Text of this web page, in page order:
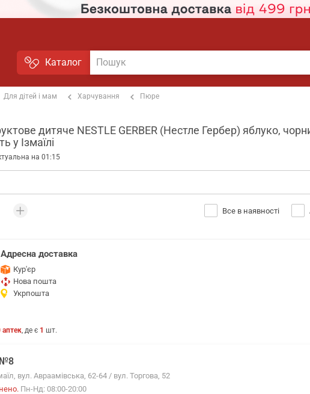
Каталог
Для дітей і мам Харчування Пюре
дитяче NESTLE GERBER (Нестле Гербер) яблуко,
у Ізмаїлі
на 01:15
Все в наявності
Адресна доставка
Кур'єр
Нова пошта
Укрпошта
аптек, де є 1 шт.
№8
вул. Авраамівська, 62-64 / вул. Торгова, 52
. Пн-Нд: 08:00-20:00